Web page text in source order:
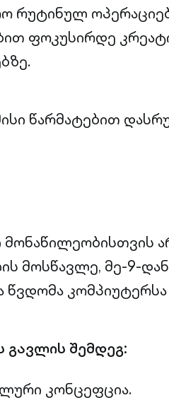
რუტინულ
ფოკუსირდე
წარმატებით
მოსწავლე, მე-9-
წვდომა
გავლის შემდეგ:
კონცეფცია.